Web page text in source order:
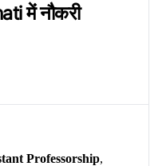
में नौकरी
Professorship,